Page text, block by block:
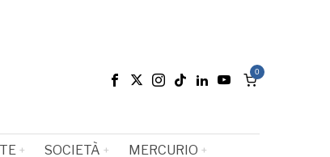
0
SOCIETÀ MERCURIO